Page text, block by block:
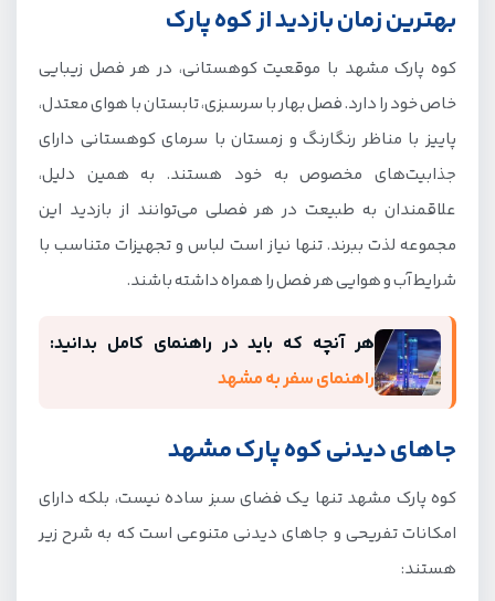
بهترین زمان بازدید از کوه پارک
کوه پارک مشهد با موقعیت کوهستانی، در هر فصل زیبایی
خاص خود را دارد. فصل بهار با سرسبزی، تابستان با هوای معتدل،
پاییز با مناظر رنگارنگ و زمستان با سرمای کوهستانی دارای
جذابیت‌های مخصوص به خود هستند. به همین دلیل،
علاقمندان به طبیعت در هر فصلی می‌توانند از بازدید این
مجموعه لذت ببرند. تنها نیاز است لباس و تجهیزات متناسب با
شرایط آب و هوایی هر فصل را همراه داشته باشند.
هر آنچه که باید در راهنمای کامل بدانید:
راهنمای سفر به مشهد
جاهای دیدنی کوه پارک مشهد
کوه پارک مشهد تنها یک فضای سبز ساده نیست، بلکه دارای
امکانات تفریحی و جاهای دیدنی متنوعی است که به شرح زیر
هستند: